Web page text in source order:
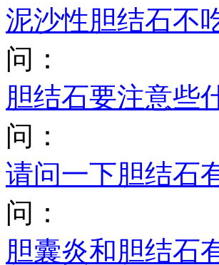
泥沙性胆结石不
问：
胆结石要注意些
问：
请问一下胆结石
问：
胆囊炎和胆结石